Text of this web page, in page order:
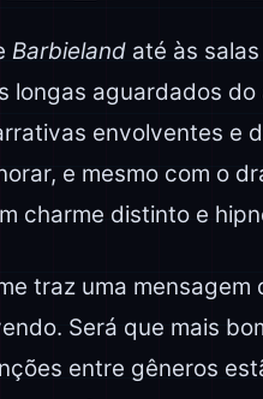
Barbieland até às
longas aguardados do
envolventes e
e mesmo com o
charme distinto e
traz uma
Será que mais
entre gêneros